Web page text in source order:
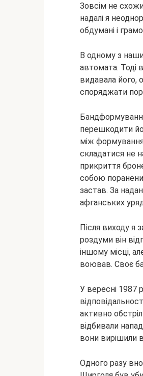
Зовсім не
надалі я
обдумані і
В одному з
автомата. Тоді
видавала його,
споряджати
перешкодити
між
складатися не
прикриття
собою
застав. За
афганських
Після виходу я
роздуми він
іншому місці,
воював. Своє
У вересні 1987
активно
відбивали
вони вирішили
Одного разу